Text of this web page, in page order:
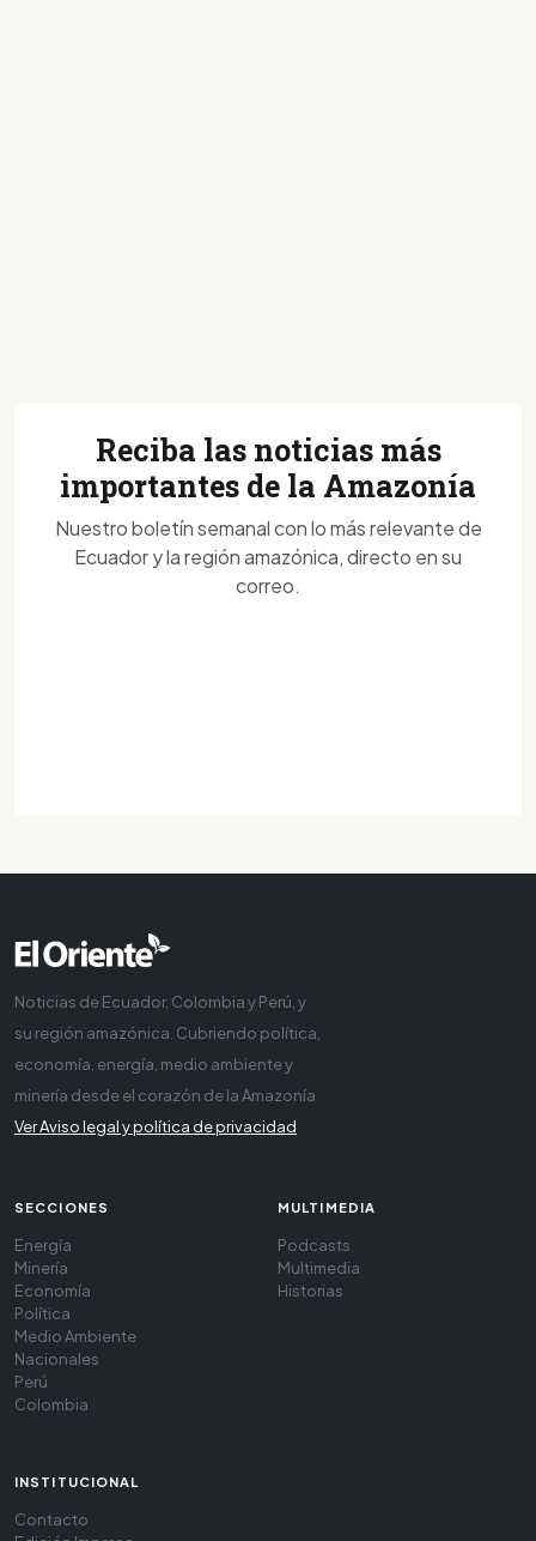
Reciba las noticias más
importantes de la Amazonía
Nuestro boletín semanal con lo más relevante de
Ecuador y la región amazónica, directo en su
correo.
Noticias de Ecuador, Colombia y Perú, y
su región amazónica. Cubriendo política,
economía, energía, medio ambiente y
minería desde el corazón de la Amazonía
Ver Aviso legal y política de privacidad
SECCIONES
Energía
Minería
Economía
Política
Medio Ambiente
Nacionales
Perú
Colombia
MULTIMEDIA
Podcasts
Multimedia
Historias
INSTITUCIONAL
Contacto